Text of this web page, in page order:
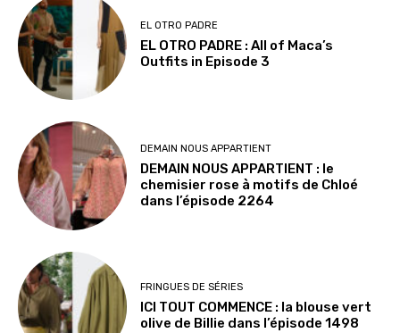
EL OTRO PADRE
EL OTRO PADRE : All of Maca’s
Outfits in Episode 3
DEMAIN NOUS APPARTIENT
DEMAIN NOUS APPARTIENT : le
chemisier rose à motifs de Chloé
dans l’épisode 2264
FRINGUES DE SÉRIES
ICI TOUT COMMENCE : la blouse vert
olive de Billie dans l’épisode 1498